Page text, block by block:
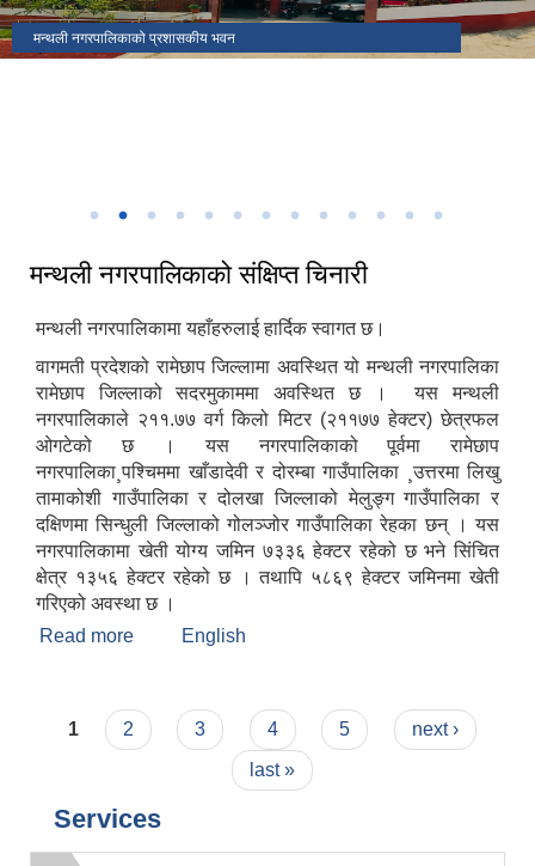
निकृष्ट बालश्रममुक्त, बालविवाहमुक्त, अनिवार्य तथा निःशुल्क शिक्षा सुनिश्चितता र
मन्थली नगरपालिकाको प्रशासकीय भवन
मन्थली नगरपालिका वडा नं २ मा अवस्थित निलकण्ठेश्वर मन्दिर
ढिकुरीदेवी मन्दिर भटौली
थानापती महादेव मन्दिर मनपा ५ सुनारपानी
थानापती महादेव मन्दिर पुरानागाँउ मनपा ९
मन्थली नगरपालिका वडा नं ८ मा अवस्थित चिसापानीगढी
मकैको खेती पुस्तकका लेखक(साहित्यिक सहिद) सुब्बा कृष्णलाल अधिकारीको
जन्मस्थान
हर्रेचिण्डे फुलासी
नगरपालिका कार्यालयबाट तामाकोशी नदी
मन्थली नगरपालिकाको संक्षिप्त चिनारी
मन्थली नगरपालिकामा यहाँहरुलाई हार्दिक स्वागत छ।
वागमती प्रदेशको रामेछाप जिल्लामा अवस्थित यो मन्थली नगरपालिका
रामेछाप जिल्लाको सदरमुकाममा अवस्थित छ । यस मन्थली
नगरपालिकाले २११.७७ वर्ग किलो मिटर (२११७७ हेक्टर) छेत्रफल
ओगटेको छ । यस नगरपालिकाको पूर्वमा रामेछाप
नगरपालिका¸पश्चिममा खाँडादेवी र दोरम्बा गाउँपालिका ¸उत्तरमा लिखु
तामाकोशी गाउँपालिका र दोलखा जिल्लाको मेलुङ्ग गाउँपालिका र
दक्षिणमा सिन्धुली जिल्लाको गोलञ्जोर गाउँपालिका रेहका छन् । यस
नगरपालिकामा खेती योग्य जमिन ७३३६ हेक्टर रहेको छ भने सिंचित
क्षेत्र १३५६ हेक्टर रहेको छ । तथापि ५८६९ हेक्टर जमिनमा खेती
गरिएको अवस्था छ ।
Read more about मन्थली नगरपालिकाको संक्षिप्त चिनारी
English
Pages
1 2 3 4 5
next ›
last »
Services